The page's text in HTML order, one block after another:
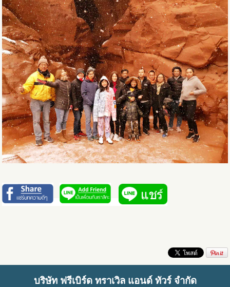
บริษัท ฟรีเบิร์ด ทราเวิล แอนด์ ทัวร์ จำกัด